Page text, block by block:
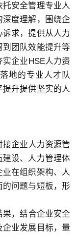
安全管理专业人
度理解，围绕企
求，提供从人力
团队效能提升等
企业HSE人力资
地的专业人才队
升提供坚实的人
接企业人力资源管
设、人力管理体
在组织架构、人
问题与短板，形
果，结合企业安全
业发展目标，量